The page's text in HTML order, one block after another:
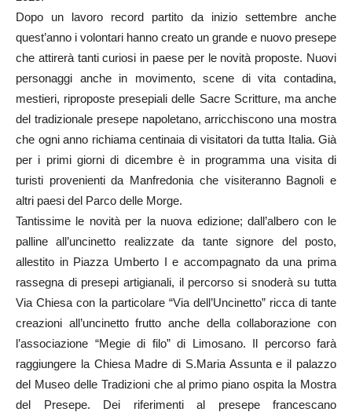
Dopo un lavoro record partito da inizio settembre anche
quest’anno i volontari hanno creato un grande e nuovo presepe
che attirerà tanti curiosi in paese per le novità proposte. Nuovi
personaggi anche in movimento, scene di vita contadina,
mestieri, riproposte presepiali delle Sacre Scritture, ma anche
del tradizionale presepe napoletano, arricchiscono una mostra
che ogni anno richiama centinaia di visitatori da tutta Italia. Già
per i primi giorni di dicembre è in programma una visita di
turisti provenienti da Manfredonia che visiteranno Bagnoli e
altri paesi del Parco delle Morge.
Tantissime le novità per la nuova edizione; dall’albero con le
palline all’uncinetto realizzate da tante signore del posto,
allestito in Piazza Umberto I e accompagnato da una prima
rassegna di presepi artigianali, il percorso si snoderà su tutta
Via Chiesa con la particolare “Via dell’Uncinetto” ricca di tante
creazioni all’uncinetto frutto anche della collaborazione con
l’associazione “Megie di filo” di Limosano. Il percorso farà
raggiungere la Chiesa Madre di S.Maria Assunta e il palazzo
del Museo delle Tradizioni che al primo piano ospita la Mostra
del Presepe. Dei riferimenti al presepe francescano